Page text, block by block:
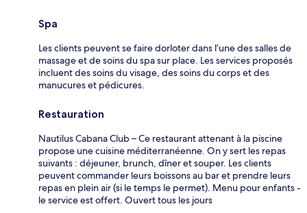
Spa
Les clients peuvent se faire dorloter dans l’une des salles de
massage et de soins du spa sur place. Les services proposés
incluent des soins du visage, des soins du corps et des
manucures et pédicures.
Restauration
Nautilus Cabana Club – Ce restaurant attenant à la piscine
propose une cuisine méditerranéenne. On y sert les repas
suivants : déjeuner, brunch, dîner et souper. Les clients
peuvent commander leurs boissons au bar et prendre leurs
repas en plein air (si le temps le permet). Menu pour enfants -
le service est offert. Ouvert tous les jours